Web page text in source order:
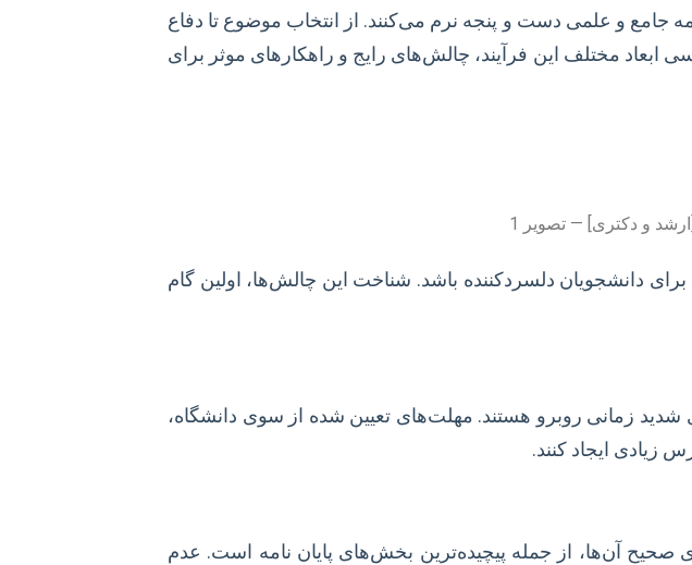
جامع و علمی دست و پنجه نرم می‌کنند. از انتخاب موضوع تا دفاع
مختلف این فرآیند، چالش‌های رایج و راهکارهای موثر برای
دانشجویان دلسردکننده باشد. شناخت این چالش‌ها، اولین گام
شدید زمانی روبرو هستند. مهلت‌های تعیین شده از سوی دانشگاه،
زیادی ایجاد کنند.
آن‌ها، از جمله پیچیده‌ترین بخش‌های پایان نامه است. عدم